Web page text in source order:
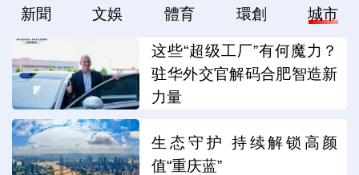
新聞 文娛 體育 環創 城市
这些“超级工厂”有何魔力？
驻华外交官解码合肥智造新
力量
生态守护 持续解锁高颜
值“重庆蓝”